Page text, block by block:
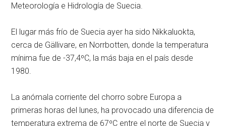
Meteorología e Hidrología de Suecia.
El lugar más frío de Suecia ayer ha sido Nikkaluokta,
cerca de Gällivare, en Norrbotten, donde la temperatura
mínima fue de -37,4ºC, la más baja en el país desde
1980.
La anómala corriente del chorro sobre Europa a
primeras horas del lunes, ha provocado una diferencia de
temperatura extrema de 67ºC entre el norte de Suecia y